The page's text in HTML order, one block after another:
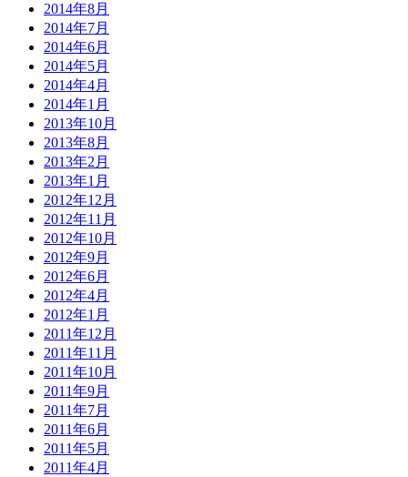
2014年8月
2014年7月
2014年6月
2014年5月
2014年4月
2014年1月
2013年10月
2013年8月
2013年2月
2013年1月
2012年12月
2012年11月
2012年10月
2012年9月
2012年6月
2012年4月
2012年1月
2011年12月
2011年11月
2011年10月
2011年9月
2011年7月
2011年6月
2011年5月
2011年4月